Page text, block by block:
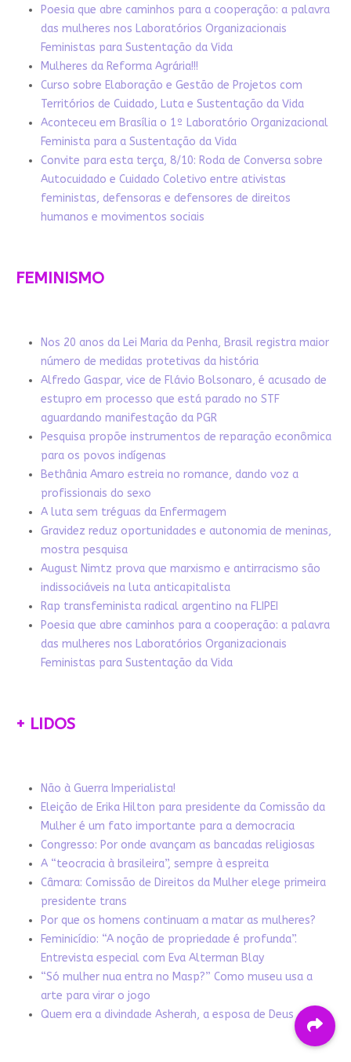
Poesia que abre caminhos para a cooperação: a palavra
das mulheres nos Laboratórios Organizacionais
Feministas para Sustentação da Vida
Mulheres da Reforma Agrária!!!
Curso sobre Elaboração e Gestão de Projetos com
Territórios de Cuidado, Luta e Sustentação da Vida
Aconteceu em Brasília o 1º Laboratório Organizacional
Feminista para a Sustentação da Vida
Convite para esta terça, 8/10: Roda de Conversa sobre
Autocuidado e Cuidado Coletivo entre ativistas
feministas, defensoras e defensores de direitos
humanos e movimentos sociais
FEMINISMO
Nos 20 anos da Lei Maria da Penha, Brasil registra maior
número de medidas protetivas da história
Alfredo Gaspar, vice de Flávio Bolsonaro, é acusado de
estupro em processo que está parado no STF
aguardando manifestação da PGR
Pesquisa propõe instrumentos de reparação econômica
para os povos indígenas
Bethânia Amaro estreia no romance, dando voz a
profissionais do sexo
A luta sem tréguas da Enfermagem
Gravidez reduz oportunidades e autonomia de meninas,
mostra pesquisa
August Nimtz prova que marxismo e antirracismo são
indissociáveis na luta anticapitalista
Rap transfeminista radical argentino na FLIPEI
Poesia que abre caminhos para a cooperação: a palavra
das mulheres nos Laboratórios Organizacionais
Feministas para Sustentação da Vida
+ LIDOS
Não à Guerra Imperialista!
Eleição de Erika Hilton para presidente da Comissão da
Mulher é um fato importante para a democracia
Congresso: Por onde avançam as bancadas religiosas
A “teocracia à brasileira”, sempre à espreita
Câmara: Comissão de Direitos da Mulher elege primeira
presidente trans
Por que os homens continuam a matar as mulheres?
Feminicídio: “A noção de propriedade é profunda”.
Entrevista especial com Eva Alterman Blay
“Só mulher nua entra no Masp?” Como museu usa a
arte para virar o jogo
Quem era a divindade Asherah, a esposa de Deus